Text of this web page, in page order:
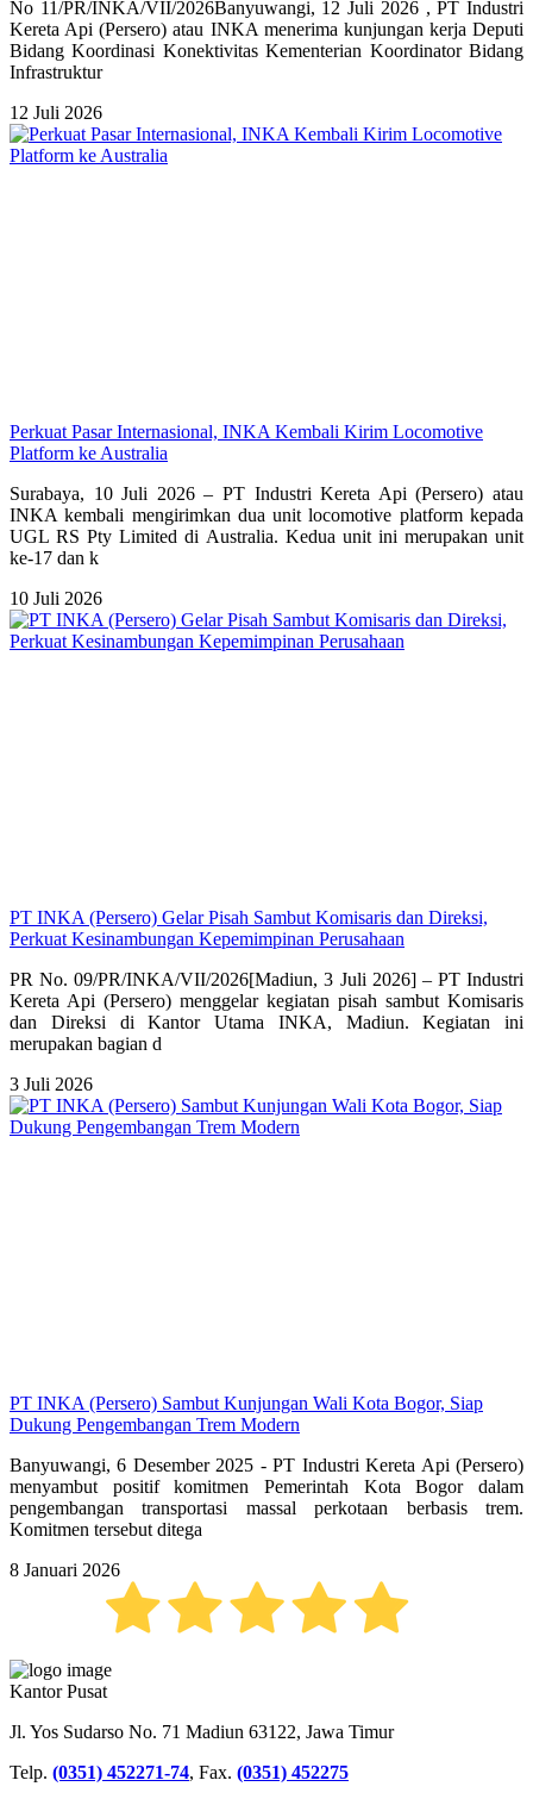
No 11/PR/INKA/VII/2026Banyuwangi, 12 Juli 2026 , PT Industri
Kereta Api (Persero) atau INKA menerima kunjungan kerja Deputi
Bidang Koordinasi Konektivitas Kementerian Koordinator Bidang
Infrastruktur
12 Juli 2026
Perkuat Pasar Internasional, INKA Kembali Kirim Locomotive
Platform ke Australia
Surabaya, 10 Juli 2026 – PT Industri Kereta Api (Persero) atau
INKA kembali mengirimkan dua unit locomotive platform kepada
UGL RS Pty Limited di Australia. Kedua unit ini merupakan unit
ke-17 dan k
10 Juli 2026
PT INKA (Persero) Gelar Pisah Sambut Komisaris dan Direksi,
Perkuat Kesinambungan Kepemimpinan Perusahaan
PR No. 09/PR/INKA/VII/2026[Madiun, 3 Juli 2026] – PT Industri
Kereta Api (Persero) menggelar kegiatan pisah sambut Komisaris
dan Direksi di Kantor Utama INKA, Madiun. Kegiatan ini
merupakan bagian d
3 Juli 2026
PT INKA (Persero) Sambut Kunjungan Wali Kota Bogor, Siap
Dukung Pengembangan Trem Modern
Banyuwangi, 6 Desember 2025 - PT Industri Kereta Api (Persero)
menyambut positif komitmen Pemerintah Kota Bogor dalam
pengembangan transportasi massal perkotaan berbasis trem.
Komitmen tersebut ditega
8 Januari 2026
Kantor Pusat
Jl. Yos Sudarso No. 71 Madiun 63122, Jawa Timur
Telp. (0351) 452271-74, Fax. (0351) 452275